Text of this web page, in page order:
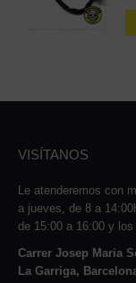
VISÍTANOS
Le atenderemos con
a jueves, de 8 a
de 15:00 a 16:00 y los
Carrer Josep Maria
La Garriga,